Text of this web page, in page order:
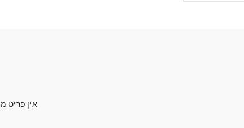
אין פריט